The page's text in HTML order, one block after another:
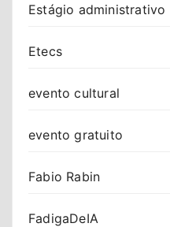
Estágio administrativo
Etecs
evento cultural
evento gratuito
Fabio Rabin
FadigaDeIA